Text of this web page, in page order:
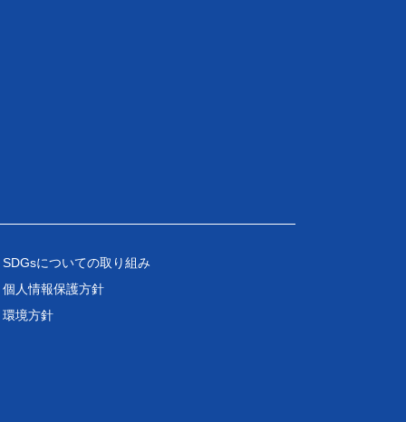
SDGsについての取り組み
個人情報保護方針
環境方針